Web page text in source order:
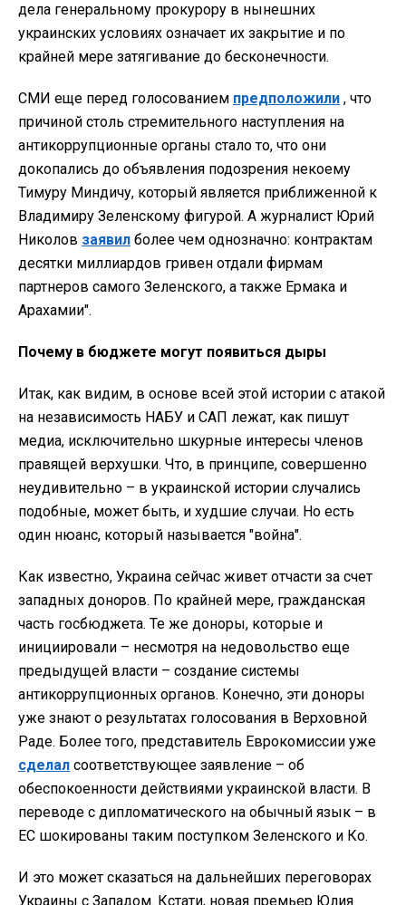
дела генеральному прокурору в нынешних
украинских условиях означает их закрытие и по
крайней мере затягивание до бесконечности.
СМИ еще перед голосованием предположили , что
причиной столь стремительного наступления на
антикоррупционные органы стало то, что они
докопались до объявления подозрения некоему
Тимуру Миндичу, который является приближенной к
Владимиру Зеленскому фигурой. А журналист Юрий
Николов заявил более чем однозначно: контрактам
десятки миллиардов гривен отдали фирмам
партнеров самого Зеленского, а также Ермака и
Арахамии".
Почему в бюджете могут появиться дыры
Итак, как видим, в основе всей этой истории с атакой
на независимость НАБУ и САП лежат, как пишут
медиа, исключительно шкурные интересы членов
правящей верхушки. Что, в принципе, совершенно
неудивительно – в украинской истории случались
подобные, может быть, и худшие случаи. Но есть
один нюанс, который называется "война".
Как известно, Украина сейчас живет отчасти за счет
западных доноров. По крайней мере, гражданская
часть госбюджета. Те же доноры, которые и
инициировали – несмотря на недовольство еще
предыдущей власти – создание системы
антикоррупционных органов. Конечно, эти доноры
уже знают о результатах голосования в Верховной
Раде. Более того, представитель Еврокомиссии уже
сделал соответствующее заявление – об
обеспокоенности действиями украинской власти. В
переводе с дипломатического на обычный язык – в
ЕС шокированы таким поступком Зеленского и Ко.
И это может сказаться на дальнейших переговорах
Украины с Западом. Кстати, новая премьер Юлия